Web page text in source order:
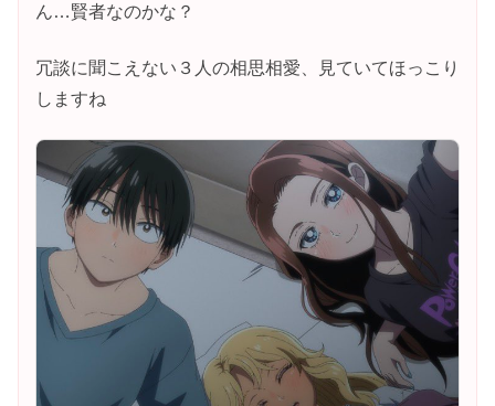
ん…賢者なのかな？
冗談に聞こえない３人の相思相愛、見ていてほっこり
しますね